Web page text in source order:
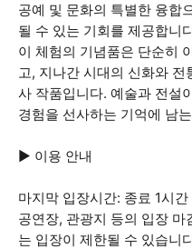
공예 및 문화의 특별한 융합
될 수 있는 기회를 제공합니
이 체험의 기념품은 단순히
고, 지나간 시대의 신화와
사 작품입니다. 예술과 전설
경험을 선사하는 기억에 남
▶ 이용 안내
마지막 입장시간: 종료 1시간
공연장, 관광지 등의 입장
는 입장이 제한될 수 있습니